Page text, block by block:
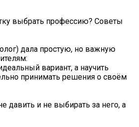
выбрать профессию? Советы
дала простую, но важную
вариант, а научить
принимать решения о своём
давить и не выбирать за него, а